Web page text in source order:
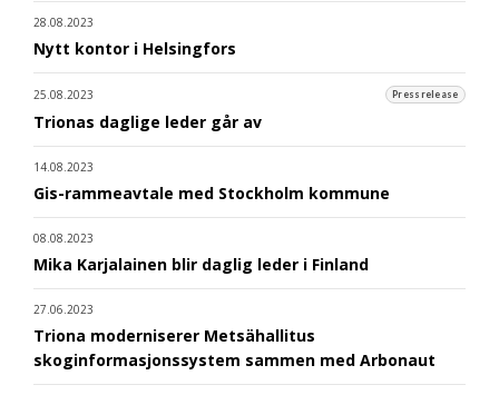
28.08.2023
Nytt kontor i Helsingfors
25.08.2023 Pressrelease
Trionas daglige leder går av
14.08.2023
Gis-rammeavtale med Stockholm kommune
08.08.2023
Mika Karjalainen blir daglig leder i Finland
27.06.2023
Triona moderniserer Metsähallitus
skoginformasjonssystem sammen med Arbonaut